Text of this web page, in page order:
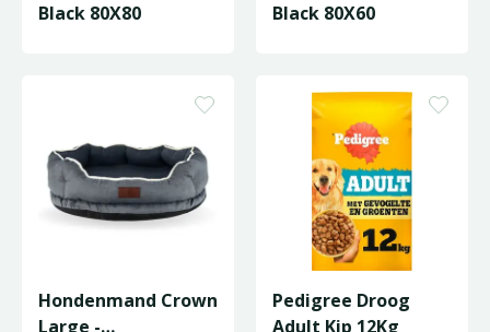
Black 80X80
Black 80X60
Hondenmand Crown
Large -
Pedigree Droog
Adult Kip 12Kg